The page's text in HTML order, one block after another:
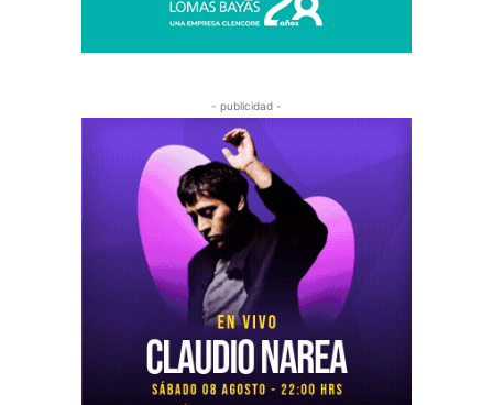
- publicidad -